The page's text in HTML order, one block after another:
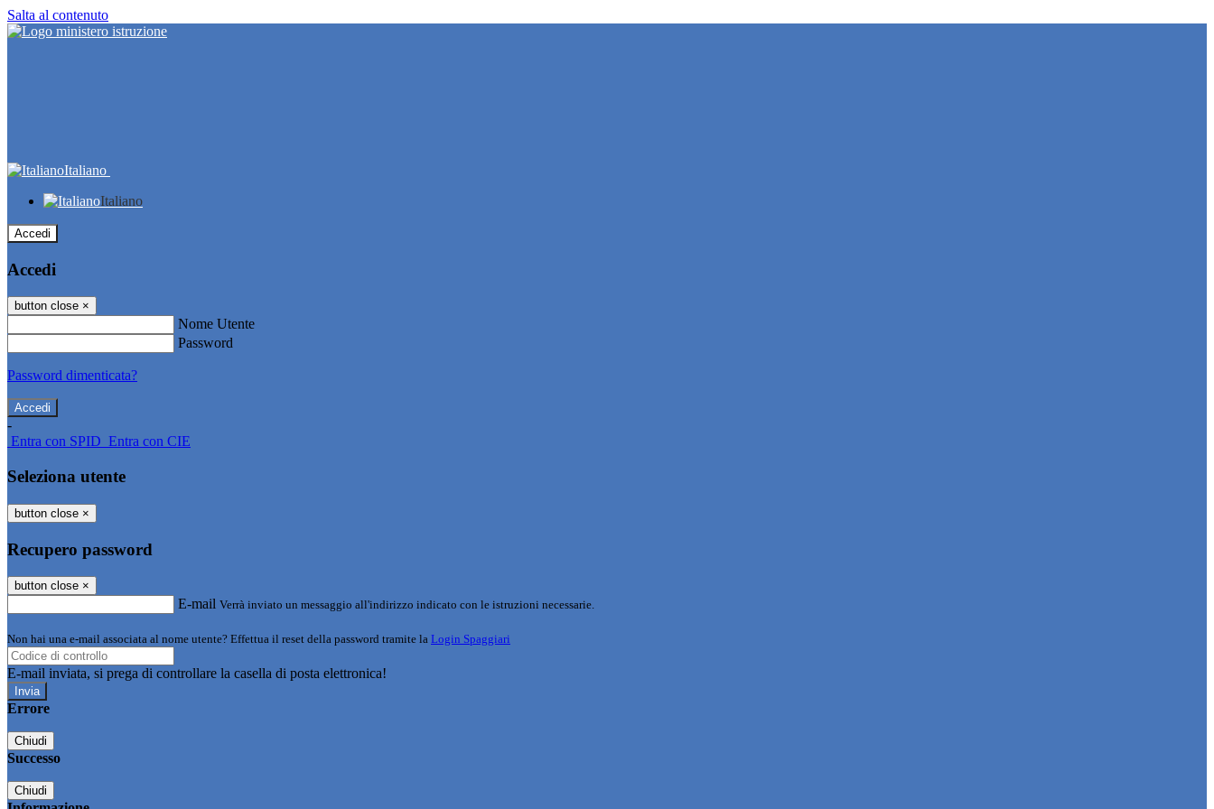
Salta al contenuto
Italiano
Italiano
Accedi
Accedi
button close ×
Nome Utente
Password
Password dimenticata?
-
Entra con SPID Entra con CIE
Seleziona utente
button close ×
Recupero password
button close ×
E-mail Verrà inviato un messaggio all'indirizzo indicato con le istruzioni necessarie.
Non hai una e-mail associata al nome utente? Effettua il reset della password tramite la Login Spaggiari
E-mail inviata, si prega di controllare la casella di posta elettronica!
Errore
Chiudi
Successo
Chiudi